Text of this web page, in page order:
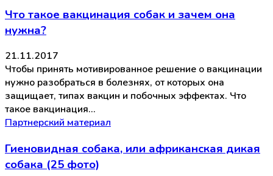
Что такое вакцинация собак и зачем она
нужна?
21.11.2017
Чтобы принять мотивированное решение о вакцинации
нужно разобраться в болезнях, от которых она
защищает, типах вакцин и побочных эффектах. Что
такое вакцинация…
Партнерский материал
Гиеновидная собака, или африканская дикая
собака (25 фото)